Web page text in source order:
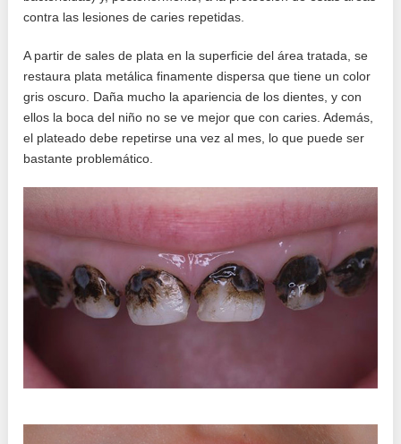
contra las lesiones de caries repetidas.
A partir de sales de plata en la superficie del área tratada, se
restaura plata metálica finamente dispersa que tiene un color
gris oscuro. Daña mucho la apariencia de los dientes, y con
ellos la boca del niño no se ve mejor que con caries. Además,
el plateado debe repetirse una vez al mes, lo que puede ser
bastante problemático.